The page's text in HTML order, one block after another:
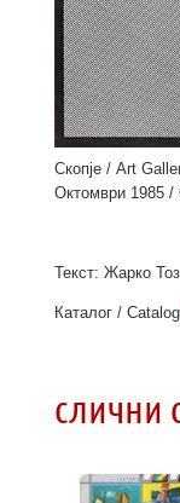
Скопје / Art
Октомври 1985 /
Текст: Жарко
Каталог /
слични